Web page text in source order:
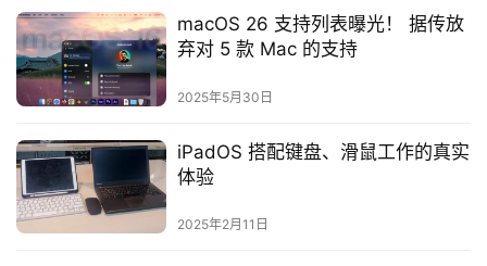
macOS 26 支持列表曝光！ 据传放
弃对 5 款 Mac 的支持
2025年5月30日
iPadOS 搭配键盘、滑鼠工作的真实
体验
2025年2月11日